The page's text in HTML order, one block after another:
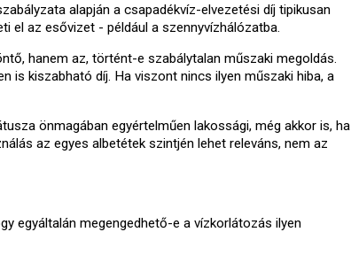
alapján a csapadékvíz-elvezetési díj tipikusan
el az esővizet - például a szennyvízhálózatba.
hanem az, történt-e szabálytalan műszaki megoldás.
is kiszabható díj. Ha viszont nincs ilyen műszaki hiba, a
önmagában egyértelműen lakossági, még akkor is, ha
az egyes albetétek szintjén lehet releváns, nem az
egyáltalán megengedhető-e a vízkorlátozás ilyen